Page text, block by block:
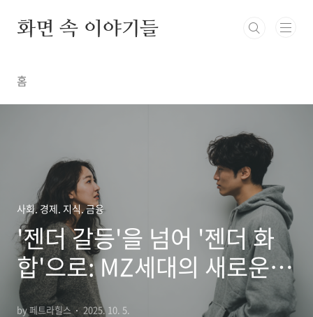
화면 속 이야기들
홈
사회. 경제. 지식. 금융
'젠더 갈등'을 넘어 '젠더 화
합'으로: MZ세대의 새로운
소통법
by 페트라힐스 2025. 10. 5.